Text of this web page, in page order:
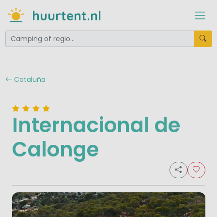
huurtent.nl
Cataluña
Internacional de
Calonge